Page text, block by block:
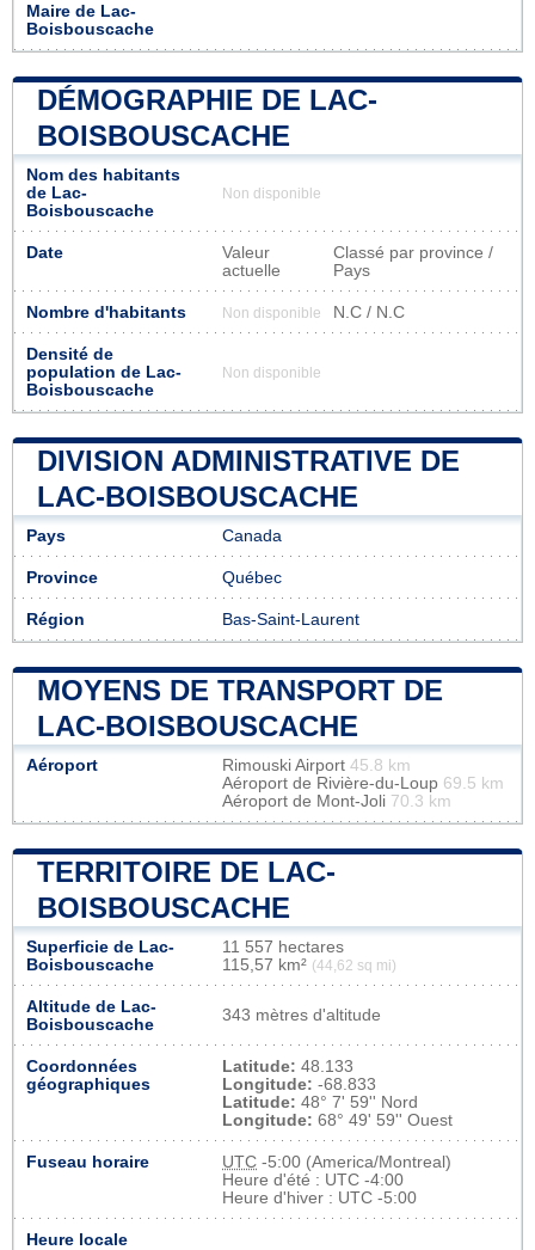
Maire de Lac-
Boisbouscache
DÉMOGRAPHIE DE LAC-
BOISBOUSCACHE
Nom des habitants
de Lac-
Boisbouscache
Non disponible
Date
Valeur
actuelle
Classé par province /
Pays
Nombre d'habitants Non disponible N.C / N.C
Densité de
population de Lac-
Boisbouscache
Non disponible
DIVISION ADMINISTRATIVE DE
LAC-BOISBOUSCACHE
Pays Canada
Province Québec
Région Bas-Saint-Laurent
MOYENS DE TRANSPORT DE
LAC-BOISBOUSCACHE
Aéroport Rimouski Airport 45.8 km
Aéroport de Rivière-du-Loup 69.5 km
Aéroport de Mont-Joli 70.3 km
TERRITOIRE DE LAC-
BOISBOUSCACHE
Superficie de Lac-
Boisbouscache
11 557 hectares
115,57 km² (44,62 sq mi)
Altitude de Lac-
Boisbouscache
343 mètres d'altitude
Coordonnées
géographiques
Latitude: 48.133
Longitude: -68.833
Latitude: 48° 7' 59'' Nord
Longitude: 68° 49' 59'' Ouest
Fuseau horaire UTC -5:00 (America/Montreal)
Heure d'été : UTC -4:00
Heure d'hiver : UTC -5:00
Heure locale